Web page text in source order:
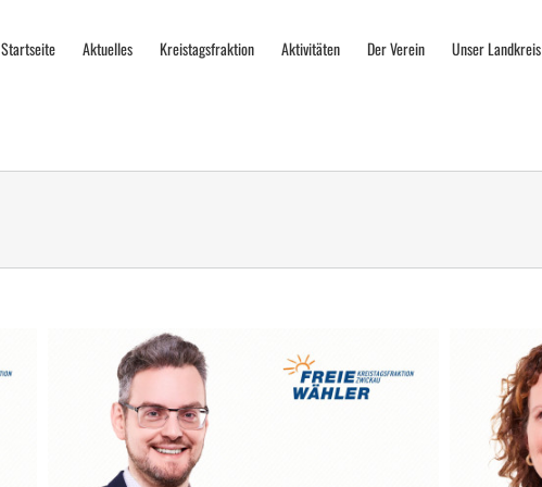
Startseite Aktuelles Kreistagsfraktion Aktivitäten Der Verein Unser Landkreis